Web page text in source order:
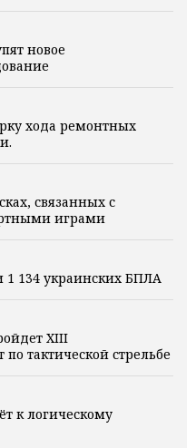
новое
хода ремонтных
связанных с
играми
1 134 украинских БПЛА
XIII
тактической стрельбе
к логическому